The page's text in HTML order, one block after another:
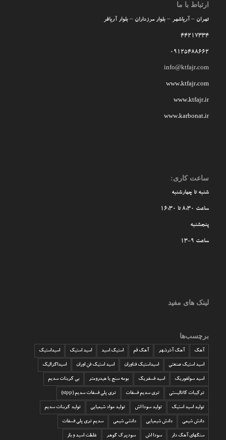
ارتباط با ما
تهران – آریاشهر – بلوار مرزداران – بلوار آریافر
44217334
09125488662
info@ktfajr.com
www.ktfajr.com
www.ktfajr.ir
www.karbonat.ir
ساعت کاری:
شنبه تا چهارشنبه
ساعت 8:30 تا 16:30
پنجشنبه
ساعت 9-13
لینک های مفید
برچسب‌ها
آهک آهک آذرشهر آهک قم استیک اسید اسید استیک اسیداستیک
اسید استیک صنعتی اسیداستیک فناوران اسید استیک فن اوران اسیداگزالیک
اسید سولفوریک اسید فسفریک بومه سنج یا هیدرومتر بی کربنات سدیم
ترکیبات کاتالیستی تری سدیم فسفات تری پلی فسفات سدیم (stpp)
تولید اسید استیک تولید سودا اش تولید مواد شیمیایی تولید کربنات سدیم
دانش شیمی دانش شیمیایی دانشی شیمی سدیم تری پلی فسفات
سنگهای آهک دار سودا اش سودپرک گوهر غلظت اسید و باز